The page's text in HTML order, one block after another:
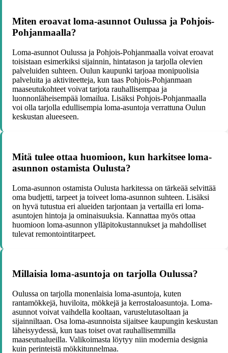
Miten eroavat loma-asunnot Oulussa ja Pohjois-
Pohjanmaalla?
Loma-asunnot Oulussa ja Pohjois-Pohjanmaalla voivat eroavat
toisistaan esimerkiksi sijainnin, hintatason ja tarjolla olevien
palveluiden suhteen. Oulun kaupunki tarjoaa monipuolisia
palveluita ja aktiviteetteja, kun taas Pohjois-Pohjanmaan
maaseutukohteet voivat tarjota rauhallisempaa ja
luonnonläheisempää lomailua. Lisäksi Pohjois-Pohjanmaalla
voi olla tarjolla edullisempia loma-asuntoja verrattuna Oulun
keskustan alueeseen.
Mitä tulee ottaa huomioon, kun harkitsee loma-
asunnon ostamista Oulusta?
Loma-asunnon ostamista Oulusta harkitessa on tärkeää selvittää
oma budjetti, tarpeet ja toiveet loma-asunnon suhteen. Lisäksi
on hyvä tutustua eri alueiden tarjontaan ja vertailla eri loma-
asuntojen hintoja ja ominaisuuksia. Kannattaa myös ottaa
huomioon loma-asunnon ylläpitokustannukset ja mahdolliset
tulevat remontointitarpeet.
Millaisia loma-asuntoja on tarjolla Oulussa?
Oulussa on tarjolla monenlaisia loma-asuntoja, kuten
rantamökkejä, huviloita, mökkejä ja kerrostaloasuntoja. Loma-
asunnot voivat vaihdella kooltaan, varustelutasoltaan ja
sijainniltaan. Osa loma-asunnoista sijaitsee kaupungin keskustan
läheisyydessä, kun taas toiset ovat rauhallisemmilla
maaseutualueilla. Valikoimasta löytyy niin modernia designia
kuin perinteistä mökkitunnelmaa.